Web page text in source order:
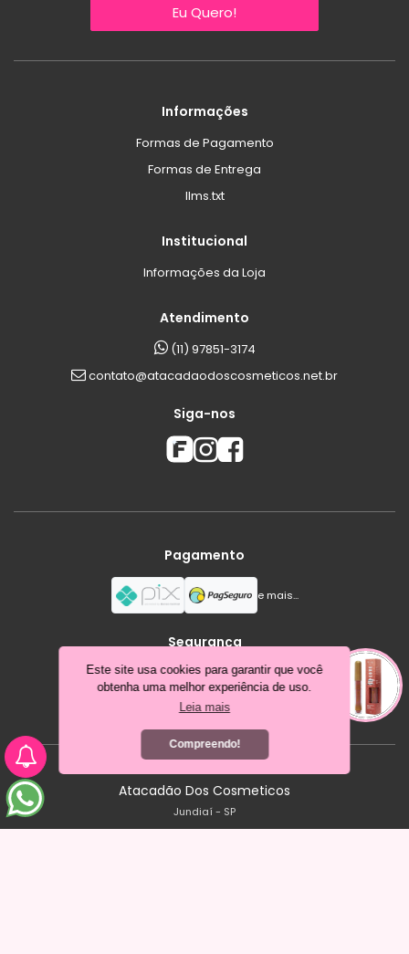
Este site usa cookies para garantir que você
obtenha uma melhor experiência de uso.
Leia mais
Compreendo!
Eu Quero!
Informações
Formas de Pagamento
Formas de Entrega
llms.txt
Institucional
Informações da Loja
Atendimento
(11) 97851-3174
contato@atacadaodoscosmeticos.net.br
Siga-nos
Pagamento
e mais...
Segurança
Atacadão Dos Cosmeticos
Jundiaí - SP